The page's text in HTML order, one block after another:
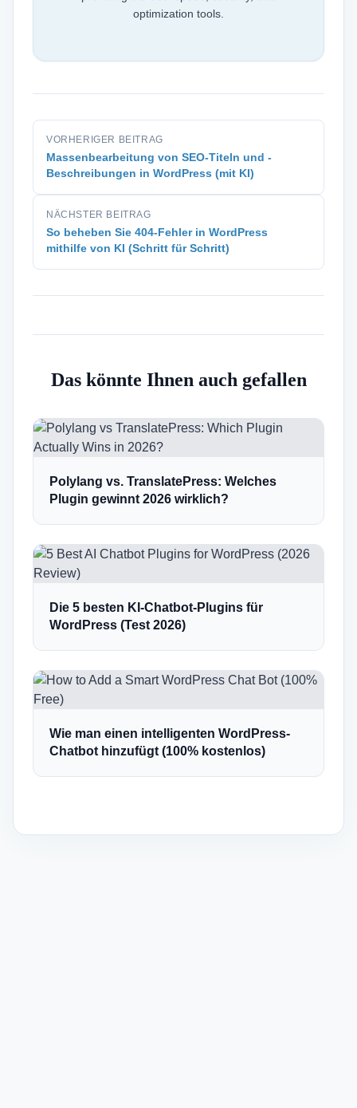
optimization tools.
VORHERIGER BEITRAG
Massenbearbeitung von SEO-Titeln und -
Beschreibungen in WordPress (mit KI)
NÄCHSTER BEITRAG
So beheben Sie 404-Fehler in WordPress
mithilfe von KI (Schritt für Schritt)
Das könnte Ihnen auch gefallen
Polylang vs. TranslatePress: Welches
Plugin gewinnt 2026 wirklich?
Die 5 besten KI-Chatbot-Plugins für
WordPress (Test 2026)
Wie man einen intelligenten WordPress-
Chatbot hinzufügt (100% kostenlos)